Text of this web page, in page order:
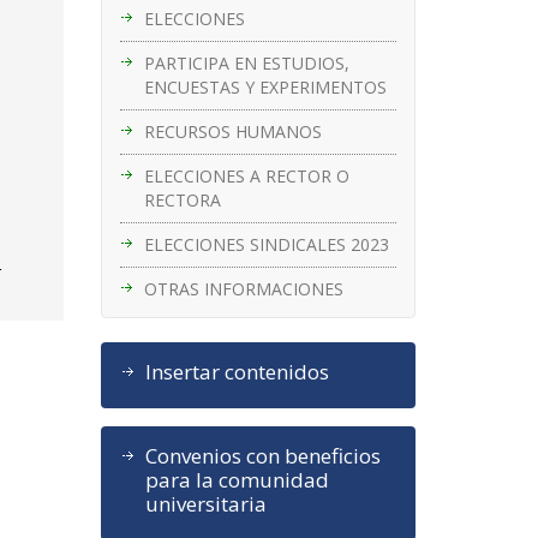
ELECCIONES
PARTICIPA EN ESTUDIOS,
ENCUESTAS Y EXPERIMENTOS
RECURSOS HUMANOS
ELECCIONES A RECTOR O
RECTORA
ELECCIONES SINDICALES 2023
OTRAS INFORMACIONES
Insertar contenidos
Convenios con beneficios
para la comunidad
universitaria